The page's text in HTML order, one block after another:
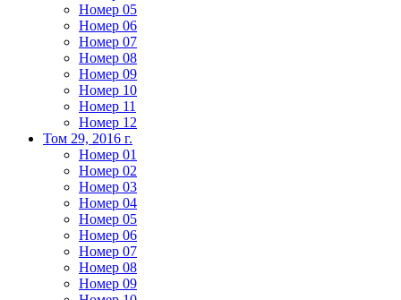
Номер 05
Номер 06
Номер 07
Номер 08
Номер 09
Номер 10
Номер 11
Номер 12
Том 29, 2016 г.
Номер 01
Номер 02
Номер 03
Номер 04
Номер 05
Номер 06
Номер 07
Номер 08
Номер 09